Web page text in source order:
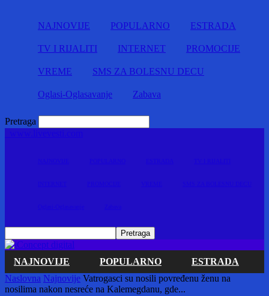
NAJNOVIJE POPULARNO ESTRADA
TV I RIJALITI INTERNET PROMOCIJE
VREME SMS ZA BOLESNU DECU
Oglasi-Oglasavanje Zabava
Pretraga
NAJNOVIJE POPULARNO
ESTRADA
Naslovna Najnovije Vatrogasci su nosili povređenu ženu na
nosilima nakon nesreće na Kalemegdanu, gde...